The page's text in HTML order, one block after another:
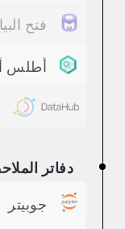
فتح
أطلس
دفاتر
جوبيتر